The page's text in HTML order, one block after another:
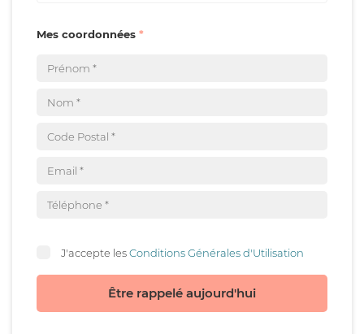
Mes coordonnées
J'accepte lesConditions Générales d'Utilisation
Être rappelé aujourd'hui